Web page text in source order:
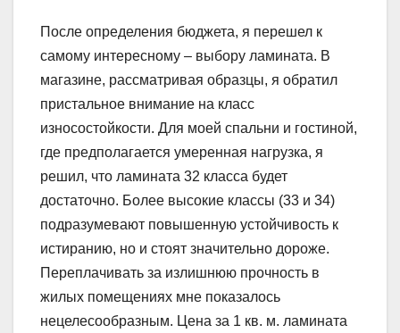
После определения бюджета, я перешел к
самому интересному – выбору ламината. В
магазине, рассматривая образцы, я обратил
пристальное внимание на класс
износостойкости. Для моей спальни и гостиной,
где предполагается умеренная нагрузка, я
решил, что ламината 32 класса будет
достаточно. Более высокие классы (33 и 34)
подразумевают повышенную устойчивость к
истиранию, но и стоят значительно дороже.
Переплачивать за излишнюю прочность в
жилых помещениях мне показалось
нецелесообразным. Цена за 1 кв. м. ламината